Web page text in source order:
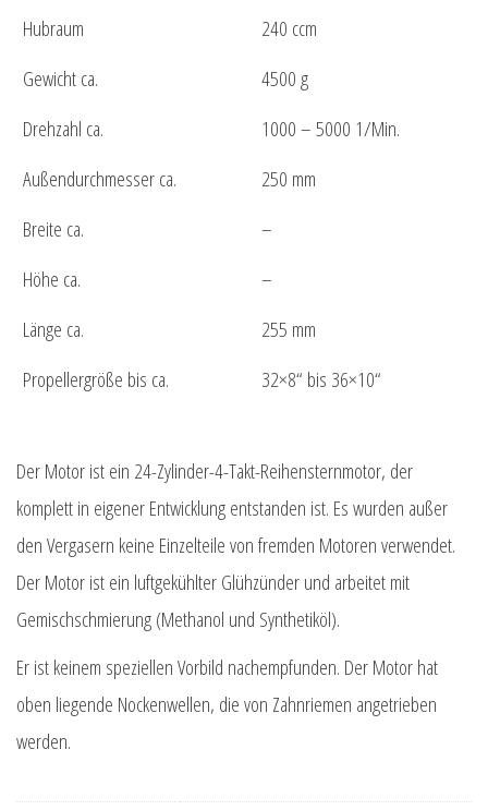
Hubraum
240 ccm
Gewicht ca.
4500 g
Drehzahl ca.
1000 – 5000 1/Min.
Außendurchmesser ca.
250 mm
Breite ca.
–
Höhe ca.
–
Länge ca.
255 mm
Propellergröße bis ca.
32×8“ bis 36×10“
Der Motor ist ein 24-Zylinder-4-Takt-Reihensternmotor, der
komplett in eigener Entwicklung entstanden ist. Es wurden außer
den Vergasern keine Einzelteile von fremden Motoren verwendet.
Der Motor ist ein luftgekühlter Glühzünder und arbeitet mit
Gemischschmierung (Methanol und Synthetiköl).
Er ist keinem speziellen Vorbild nachempfunden. Der Motor hat
oben liegende Nockenwellen, die von Zahnriemen angetrieben
werden.